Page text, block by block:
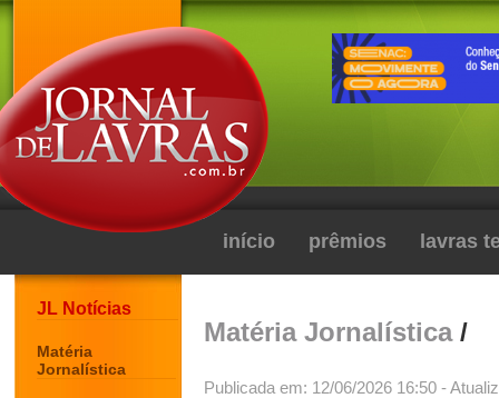
início prêmios lavras
JL Notícias
Matéria
Jornalística
Matéria Jornalística/
Publicada em: 12/06/2026 16:50 -